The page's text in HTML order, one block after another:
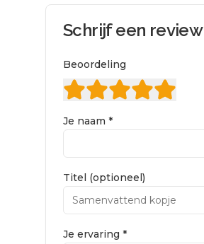
Schrijf een review
Beoordeling
Je naam *
Titel (optioneel)
Je ervaring *